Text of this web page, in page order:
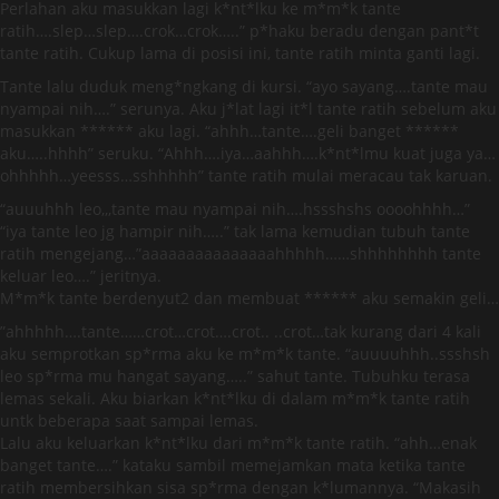
Perlahan aku masukkan lagi k*nt*lku ke m*m*k tante
ratih….slep…slep….crok…crok…..” p*haku beradu dengan pant*t
tante ratih. Cukup lama di posisi ini, tante ratih minta ganti lagi.
Tante lalu duduk meng*ngkang di kursi. “ayo sayang….tante mau
nyampai nih….” serunya. Aku j*lat lagi it*l tante ratih sebelum aku
masukkan ****** aku lagi. “ahhh…tante….geli banget ******
aku…..hhhh” seruku. “Ahhh….iya…aahhh….k*nt*lmu kuat juga ya…
ohhhhh…yeesss…sshhhhh” tante ratih mulai meracau tak karuan.
“auuuhhh leo,,,tante mau nyampai nih….hssshshs oooohhhh…”
“iya tante leo jg hampir nih…..” tak lama kemudian tubuh tante
ratih mengejang…”aaaaaaaaaaaaaaahhhhh……shhhhhhhh tante
keluar leo….” jeritnya.
M*m*k tante berdenyut2 dan membuat ****** aku semakin geli…
”ahhhhh….tante……crot…crot….crot.. ..crot…tak kurang dari 4 kali
aku semprotkan sp*rma aku ke m*m*k tante. “auuuuhhh..ssshsh
leo sp*rma mu hangat sayang…..” sahut tante. Tubuhku terasa
lemas sekali. Aku biarkan k*nt*lku di dalam m*m*k tante ratih
untk beberapa saat sampai lemas.
Lalu aku keluarkan k*nt*lku dari m*m*k tante ratih. “ahh…enak
banget tante….” kataku sambil memejamkan mata ketika tante
ratih membersihkan sisa sp*rma dengan k*lumannya. “Makasih